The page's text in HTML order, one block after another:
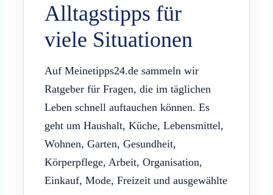
Alltagstipps für
viele Situationen
Auf Meinetipps24.de sammeln wir
Ratgeber für Fragen, die im täglichen
Leben schnell auftauchen können. Es
geht um Haushalt, Küche, Lebensmittel,
Wohnen, Garten, Gesundheit,
Körperpflege, Arbeit, Organisation,
Einkauf, Mode, Freizeit und ausgewählte